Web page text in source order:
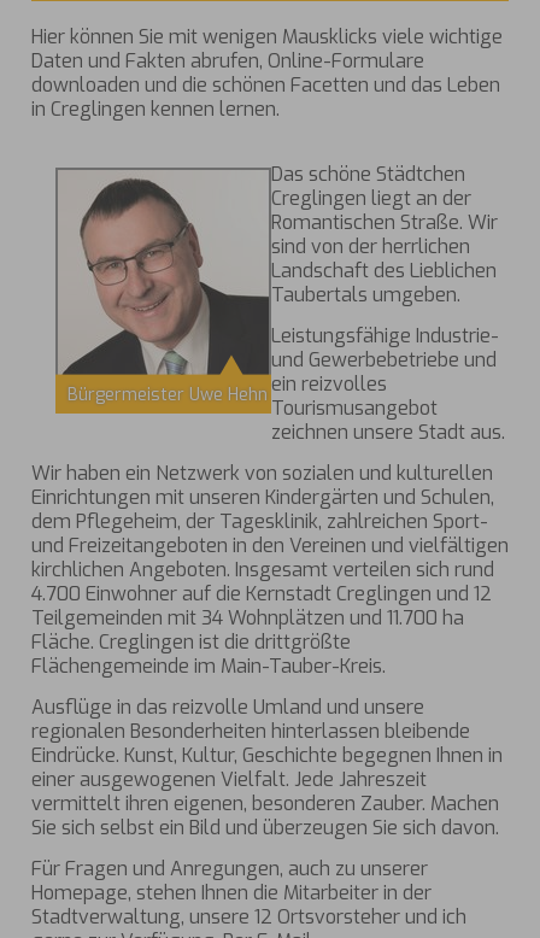
Hier können Sie mit wenigen Mausklicks viele wichtige
Daten und Fakten abrufen, Online-Formulare
downloaden und die schönen Facetten und das Leben
in Creglingen kennen lernen.
Bürgermeister Uwe Hehn
Das schöne Städtchen
Creglingen liegt an der
Romantischen Straße. Wir
sind von der herrlichen
Landschaft des Lieblichen
Taubertals umgeben.
Leistungsfähige Industrie-
und Gewerbebetriebe und
ein reizvolles
Tourismusangebot
zeichnen unsere Stadt aus.
Wir haben ein Netzwerk von sozialen und kulturellen
Einrichtungen mit unseren Kindergärten und Schulen,
dem Pflegeheim, der Tagesklinik, zahlreichen Sport-
und Freizeitangeboten in den Vereinen und vielfältigen
kirchlichen Angeboten. Insgesamt verteilen sich rund
4.700 Einwohner auf die Kernstadt Creglingen und 12
Teilgemeinden mit 34 Wohnplätzen und 11.700 ha
Fläche. Creglingen ist die drittgrößte
Flächengemeinde im Main-Tauber-Kreis.
Ausflüge in das reizvolle Umland und unsere
regionalen Besonderheiten hinterlassen bleibende
Eindrücke. Kunst, Kultur, Geschichte begegnen Ihnen in
einer ausgewogenen Vielfalt. Jede Jahreszeit
vermittelt ihren eigenen, besonderen Zauber. Machen
Sie sich selbst ein Bild und überzeugen Sie sich davon.
Für Fragen und Anregungen, auch zu unserer
Homepage, stehen Ihnen die Mitarbeiter in der
Stadtverwaltung, unsere 12 Ortsvorsteher und ich